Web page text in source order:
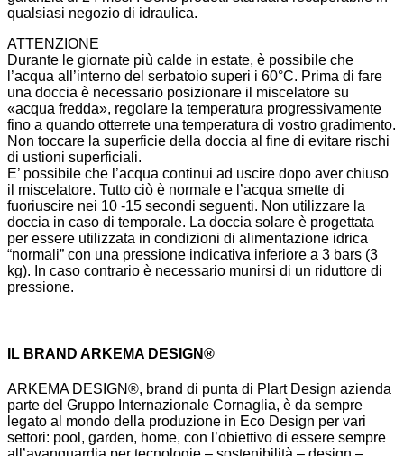
qualsiasi negozio di idraulica.
ATTENZIONE
Durante le giornate più calde in estate, è possibile che
l’acqua all’interno del serbatoio superi i 60°C. Prima di fare
una doccia è necessario posizionare il miscelatore su
«acqua fredda», regolare la temperatura progressivamente
fino a quando otterrete una temperatura di vostro gradimento.
Non toccare la superficie della doccia al fine di evitare rischi
di ustioni superficiali.
E’ possibile che l’acqua continui ad uscire dopo aver chiuso
il miscelatore. Tutto ciò è normale e l’acqua smette di
fuoriuscire nei 10 -15 secondi seguenti. Non utilizzare la
doccia in caso di temporale. La doccia solare è progettata
per essere utilizzata in condizioni di alimentazione idrica
“normali” con una pressione indicativa inferiore a 3 bars (3
kg). In caso contrario è necessario munirsi di un riduttore di
pressione.
IL BRAND ARKEMA DESIGN®
ARKEMA DESIGN®, brand di punta di Plart Design azienda
parte del Gruppo Internazionale Cornaglia, è da sempre
legato al mondo della produzione in Eco Design per vari
settori: pool, garden, home, con l’obiettivo di essere sempre